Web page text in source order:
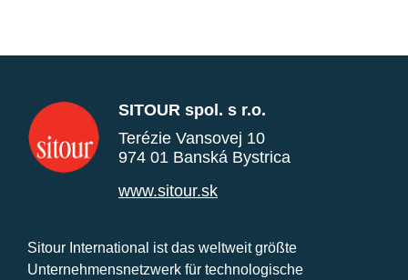
SITOUR spol. s r.o.
Terézie Vansovej 10
974 01 Banská Bystrica
www.sitour.sk
Sitour International ist das weltweit größte
Unternehmensnetzwerk für technologische